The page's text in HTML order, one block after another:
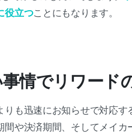
役立つことにもなります。
情でリワード
りも迅速にお知らせで対応
間や決済期間、そしてメイ